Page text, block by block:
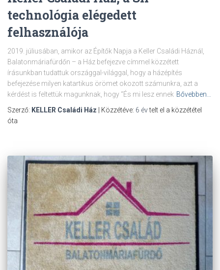
technológia elégedett
felhasználója
2019. júliusában, amikor az Építők Napja a Keller Családi Háznál,
Balatonmáriafürdőn – a Ház befejezve címmel közzétett
írásunkban tudattuk országgal-világgal, hogy a házépítés
befejezése milyen katartikus örömet okozott számunkra, azt a
kérdést is feltettük magunknak, hogy “És mi lesz ennek Bővebben…
Szerző: KELLER Családi Ház | Közzétéve: 6 évtelt el a közzététel
óta